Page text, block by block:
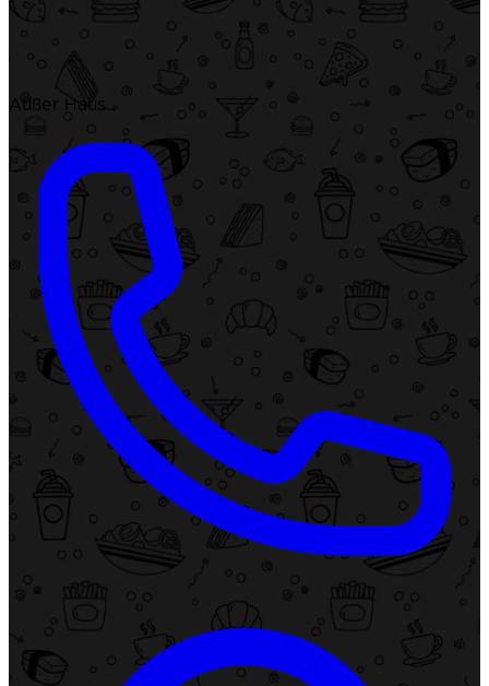
Außer Haus